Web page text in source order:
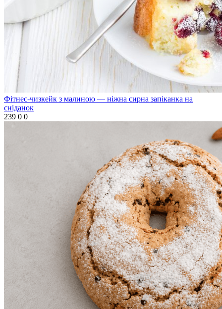
Фітнес-чизкейк з малиною — ніжна сирна запіканка на
сніданок
239 0 0